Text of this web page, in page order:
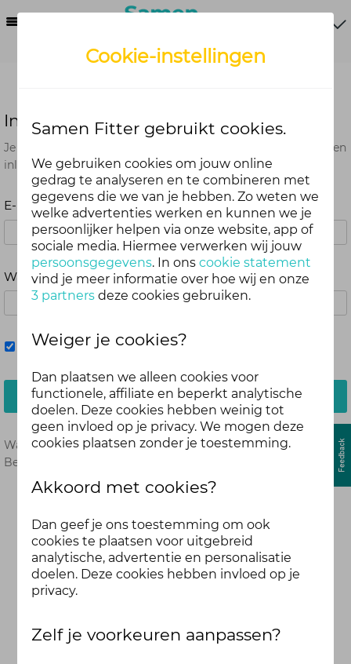
Inloggen
Je kunt met je Samen Fitter inloggegevens op alle onderdelen
inloggen. Dus één account voor website, app en webshop.
E-mailadres
Wachtwoord
Mij onthouden
Inloggen
Wachtwoord vergeten? Hier opnieuw instellen.
Ben je nog geen deelnemer?
Cookie-instellingen
Samen Fitter gebruikt cookies.
We gebruiken cookies om jouw online
gedrag te analyseren en te combineren met
gegevens die we van je hebben. Zo weten we
welke advertenties werken en kunnen we je
persoonlijker helpen via onze website, app of
sociale media. Hiermee verwerken wij jouw
persoonsgegevens. In onscookie statement
vind je meer informatie over hoe wij en onze
3 partners deze cookies gebruiken.
Weiger je cookies?
Dan plaatsen we alleen cookies voor
functionele, affiliate en beperkt analytische
doelen. Deze cookies hebben weinig tot
geen invloed op je privacy. We mogen deze
cookies plaatsen zonder je toestemming.
Akkoord met cookies?
Dan geef je ons toestemming om ook
cookies te plaatsen voor uitgebreid
analytische, advertentie en personalisatie
doelen. Deze cookies hebben invloed op je
privacy.
Zelf je voorkeuren aanpassen?